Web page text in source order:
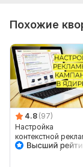
Похожие
4.8 (97)
Настройка
контекстной
в Яндекс Директ -